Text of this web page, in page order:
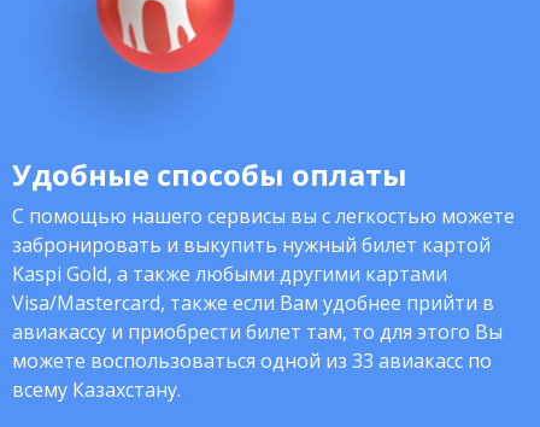
Удобные способы оплаты
С помощью нашего сервисы вы с легкостью можете
забронировать и выкупить нужный билет картой
Kaspi Gold, а также любыми другими картами
Visa/Mastercard, также если Вам удобнее прийти в
авиакассу и приобрести билет там, то для этого Вы
можете воспользоваться одной из 33 авиакасс по
всему Казахстану.